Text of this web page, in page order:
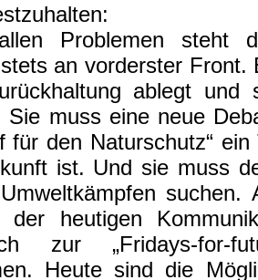
Problemen steht
an vorderster Front.
ablegt und
Sie muss eine neue
für den Naturschutz“
ist. Und sie muss
der heutigen
zur „Fridays-for-
Heute sind die